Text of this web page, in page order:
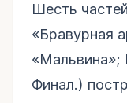
Шесть
«Бравурная
«Мальвина»;
Финал.)